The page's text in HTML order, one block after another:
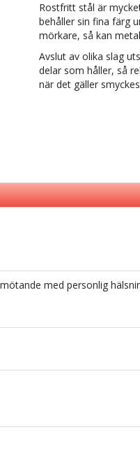
Rostfritt stål är
behåller sin fina färg
mörkare, så kan
Avslut av olika slag
delar som håller, så
när det gäller
med personlig